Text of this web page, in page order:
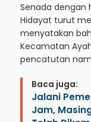
Senada dengan
Hidayat turut
menyatakan
Kecamatan
pencatutan
Baca juga:
Jalani
Jam,